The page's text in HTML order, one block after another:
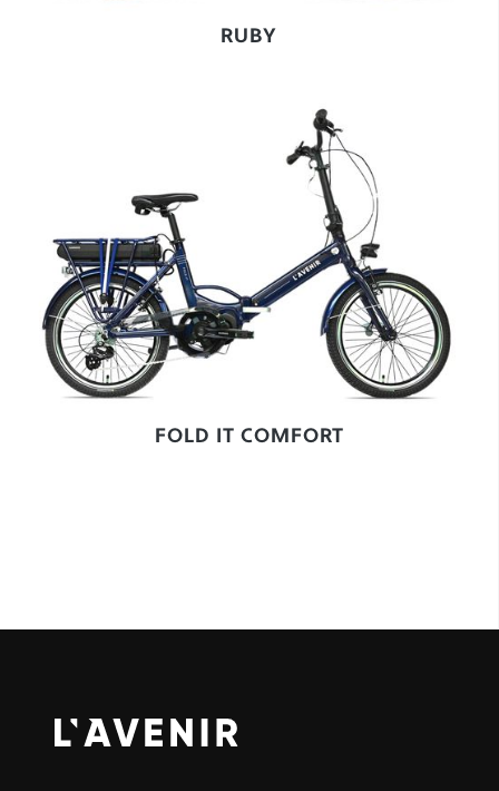
RUBY
FOLD IT COMFORT